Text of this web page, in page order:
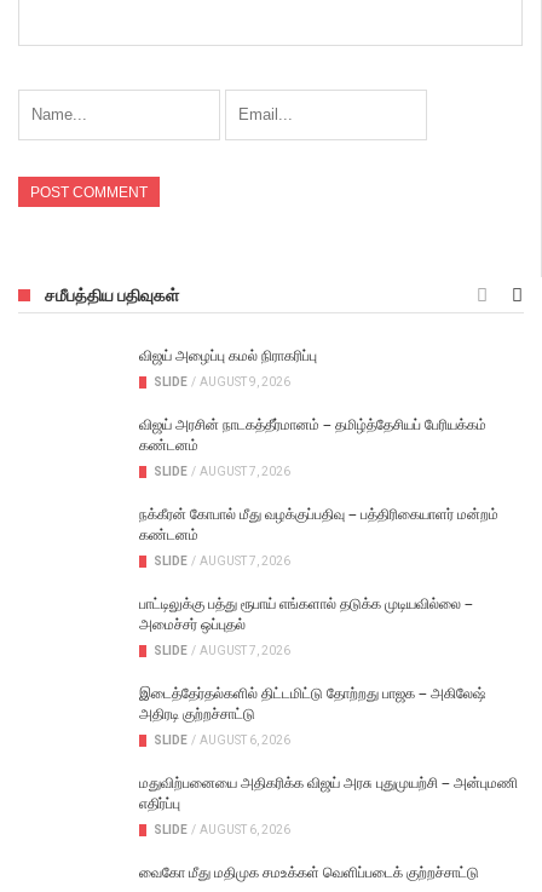
சமீபத்திய பதிவுகள்
விஜய் அழைப்பு கமல் நிராகரிப்பு
SLIDE / AUGUST 9, 2026
விஜய் அரசின் நாடகத்தீர்மானம் – தமிழ்த்தேசியப் பேரியக்கம்
கண்டனம்
SLIDE / AUGUST 7, 2026
நக்கீரன் கோபால் மீது வழக்குப்பதிவு – பத்திரிகையாளர் மன்றம்
கண்டனம்
SLIDE / AUGUST 7, 2026
பாட்டிலுக்கு பத்து ரூபாய் எங்களால் தடுக்க முடியவில்லை –
அமைச்சர் ஒப்புதல்
SLIDE / AUGUST 7, 2026
இடைத்தேர்தல்களில் திட்டமிட்டு தோற்றது பாஜக – அகிலேஷ்
அதிரடி குற்றச்சாட்டு
SLIDE / AUGUST 6, 2026
மதுவிற்பனையை அதிகரிக்க விஜய் அரசு புதுமுயற்சி – அன்புமணி
எதிர்ப்பு
SLIDE / AUGUST 6, 2026
வைகோ மீது மதிமுக சமஉக்கள் வெளிப்படைக் குற்றச்சாட்டு